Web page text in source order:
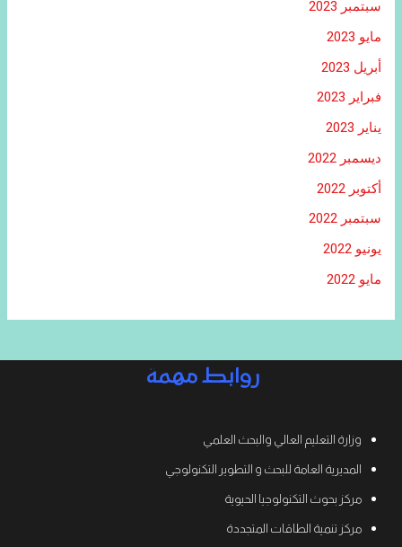
سبتمبر 2023
مايو 2023
أبريل 2023
فبراير 2023
يناير 2023
ديسمبر 2022
أكتوبر 2022
سبتمبر 2022
يونيو 2022
مايو 2022
روابط مهمة
وزارة التعليم العالي والبحث العلمي
المديرية العامة للبحث و التطوير التكنولوجي
مركز بحوث التكنولوجيا الحيوية
مركز تنمية الطاقات المتجددة